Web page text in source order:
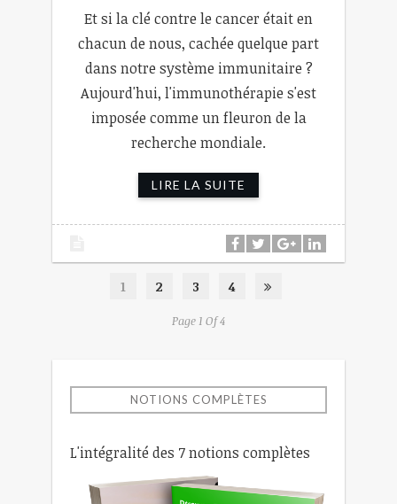
Et si la clé contre le cancer était en
chacun de nous, cachée quelque part
dans notre système immunitaire ?
Aujourd'hui, l'immunothérapie s'est
imposée comme un fleuron de la
recherche mondiale.
LIRE LA SUITE
1 2 3 4
Page 1 Of 4
NOTIONS COMPLÈTES
L'intégralité des 7 notions complètes